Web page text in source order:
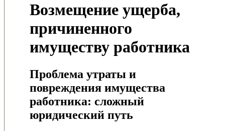
Возмещение ущерба,
причиненного
имуществу работника
Проблема утраты и
повреждения имущества
работника: сложный
юридический путь